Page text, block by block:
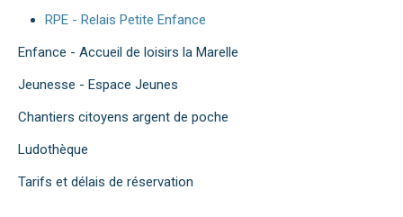
RPE - Relais Petite Enfance
Enfance - Accueil de loisirs la Marelle
Jeunesse - Espace Jeunes
Chantiers citoyens argent de poche
Ludothèque
Tarifs et délais de réservation